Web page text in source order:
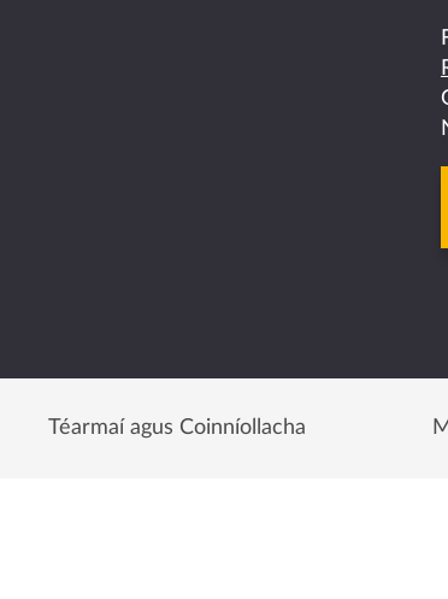
Téarmaí agus Coinníollacha